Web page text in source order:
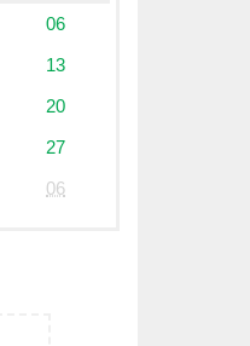
06
13
20
27
06